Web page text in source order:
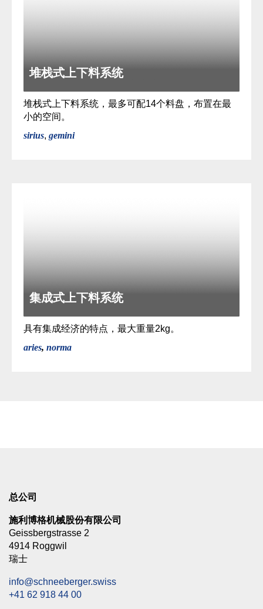
堆栈式上下料系统
堆栈式上下料系统，最多可配14个料盘，布置在最
小的空间。
sirius, gemini
集成式上下料系统
具有集成经济的特点，最大重量2kg。
aries, norma
总公司
施利博格机械股份有限公司
Geissbergstrasse 2
4914 Roggwil
瑞士
info@schneeberger.swiss
+41 62 918 44 00